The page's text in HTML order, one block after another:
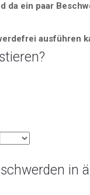
da ein paar
ausführen